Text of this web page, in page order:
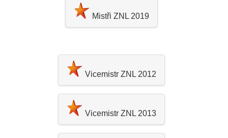
Mistři ZNL 2019
Vicemistr ZNL 2012
Vicemistr ZNL 2013